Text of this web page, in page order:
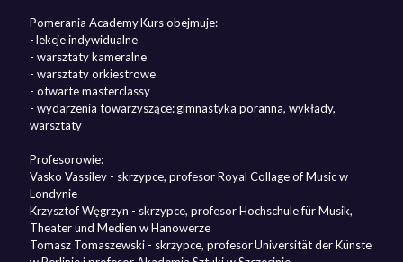
Pomerania Academy Kurs obejmuje:
- lekcje indywidualne
- warsztaty kameralne
- warsztaty orkiestrowe
- otwarte masterclassy
- wydarzenia towarzyszące: gimnastyka poranna, wykłady,
warsztaty
Profesorowie:
Vasko Vassilev - skrzypce, profesor Royal Collage of Music w
Londynie
Krzysztof Węgrzyn - skrzypce, profesor Hochschule für Musik,
Theater und Medien w Hanowerze
Tomasz Tomaszewski - skrzypce, profesor Universität der Künste